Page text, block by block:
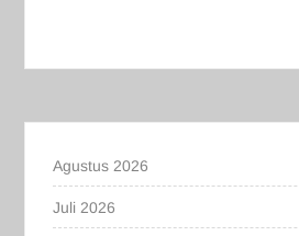
Agustus 2026
Juli 2026